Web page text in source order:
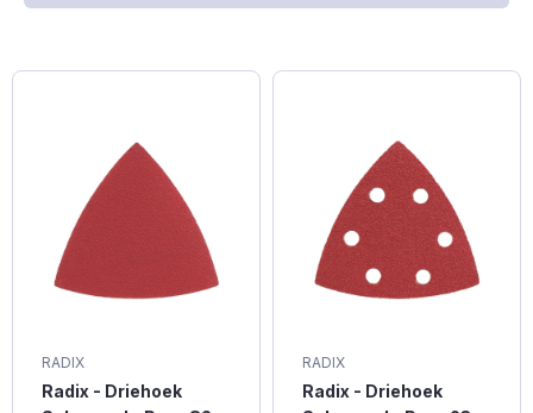
RADIX
Radix - Driehoek
RADIX
Radix - Driehoek